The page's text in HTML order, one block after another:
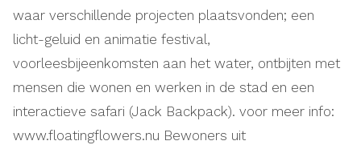
waar verschillende projecten plaatsvonden; een
licht-geluid en animatie festival,
voorleesbijeenkomsten aan het water, ontbijten met
mensen die wonen en werken in de stad en een
interactieve safari (Jack Backpack). voor meer info:
www.floatingflowers.nu Bewoners uit